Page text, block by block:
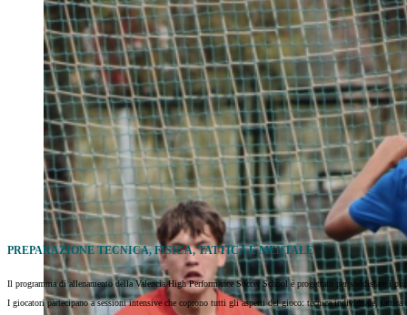
PREPARAZIONE TECNICA, FISICA, TATTICA E MENTALE
Il programma di allenamento della Valencia High Performance Soccer School è progettato per soddisfare
I giocatori partecipano a sessioni intensive che coprono tutti gli aspetti del gioco: tecnica individuale, tattica